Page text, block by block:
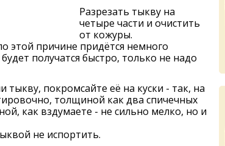
Разрезать тыкву на
четыре части и очистить
от кожуры.
этой причине придётся немного
получатся быстро, только не надо
тыкву, покромсайте её на куски - так, на
толщиной как два спичечных
как вздумаете - не сильно мелко, но и
не испортить.